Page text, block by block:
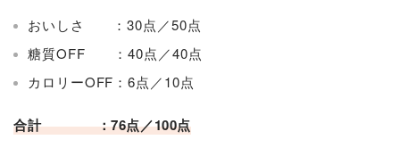
おいしさ ：30点／50点
糖質OFF ：40点／40点
カロリーOFF：6点／10点
合計 ：76点／100点